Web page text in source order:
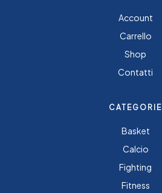
Account
Carrello
Shop
Contatti
CATEGORIE
Basket
Calcio
Fighting
Fitness